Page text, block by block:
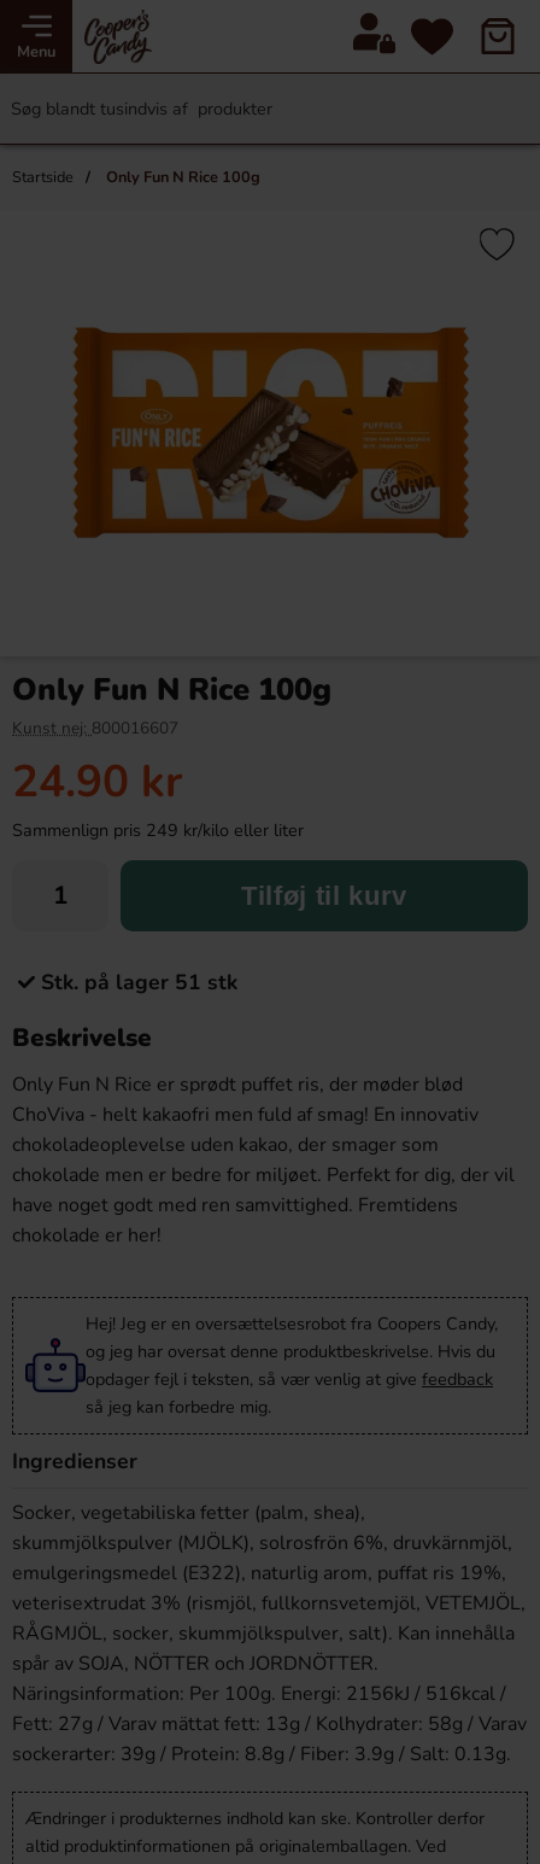
Menu
Startside Only Fun N Rice 100g
Only Fun N Rice 100g
Kunst nej: 800016607
24.90 kr
Sammenlign pris 249 kr/kilo eller liter
Tilføj til kurv
Stk. på lager 51 stk
Beskrivelse
Only Fun N Rice er sprødt puffet ris, der møder blød
ChoViva - helt kakaofri men fuld af smag! En innovativ
chokoladeoplevelse uden kakao, der smager som
chokolade men er bedre for miljøet. Perfekt for dig, der vil
have noget godt med ren samvittighed. Fremtidens
chokolade er her!
Hej! Jeg er en oversættelsesrobot fra Coopers Candy,
og jeg har oversat denne produktbeskrivelse. Hvis du
opdager fejl i teksten, så vær venlig at give feedback
så jeg kan forbedre mig.
Ingredienser
Socker, vegetabiliska fetter (palm, shea),
skummjölkspulver (MJÖLK), solrosfrön 6%, druvkärnmjöl,
emulgeringsmedel (E322), naturlig arom, puffat ris 19%,
veterisextrudat 3% (rismjöl, fullkornsvetemjöl, VETEMJÖL,
RÅGMJÖL, socker, skummjölkspulver, salt). Kan innehålla
spår av SOJA, NÖTTER och JORDNÖTTER.
Näringsinformation: Per 100g. Energi: 2156kJ / 516kcal /
Fett: 27g / Varav mättat fett: 13g / Kolhydrater: 58g / Varav
sockerarter: 39g / Protein: 8.8g / Fiber: 3.9g / Salt: 0.13g.
Ændringer i produkternes indhold kan ske. Kontroller derfor
altid produktinformationen på originalemballagen. Ved